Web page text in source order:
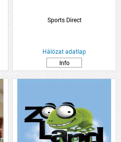
Sports Direct
Hálózat adatlap
Info